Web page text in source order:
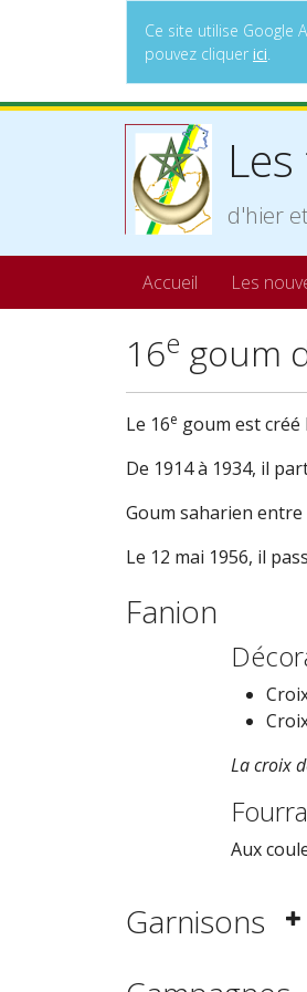
Ce site utilise Google
pouvez cliquer ici.
d'hier
Accueil Les
16e goum
Le 16e goum est créé
De 1914 à 1934, il
Goum saharien entre
Le 12 mai 1956, il
Fanion
La croix
Aux
Garnisons